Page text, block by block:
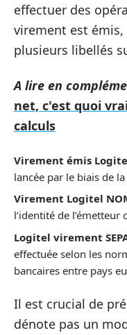
effectuer des
virement est
plusieurs libellés
A lire en
net, c'est quoi
calculs
Virement émis
lancée par le biais de
Virement Logitel
l’identité de
Logitel virement
effectuée selon les
bancaires entre pays
Il est crucial de
dénote pas un